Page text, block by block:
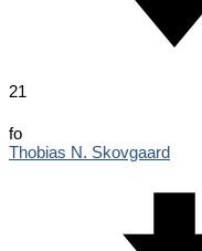
21
fo
Thobias N. Skovgaard